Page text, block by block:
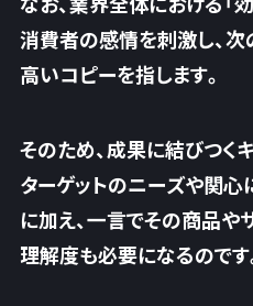
消費者の感情を刺激し、
高いコピーを指します。
そのため、成果に結びつく
ターゲットのニーズや関
に加え、一言でその商品や
理解度も必要になるのです